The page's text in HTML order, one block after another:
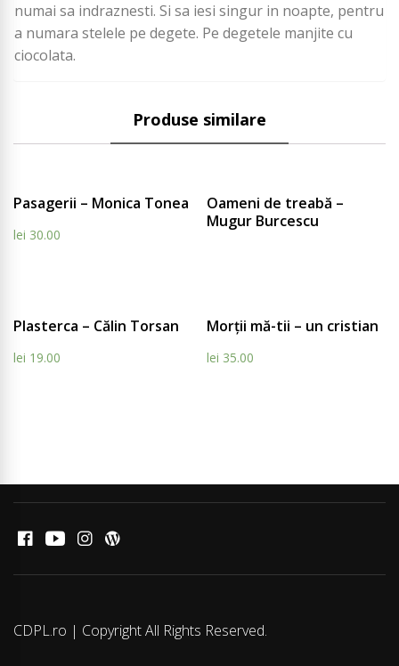
numai sa indraznesti. Si sa iesi singur in noapte, pentru
a numara stelele pe degete. Pe degetele manjite cu
ciocolata.
Produse similare
Pasagerii – Monica Tonea
lei 30.00
Oameni de treabă –
Mugur Burcescu
Plasterca – Călin Torsan
lei 19.00
Morții mă-tii – un cristian
lei 35.00
FacebookYouTubeInstagramWordPress
CDPL.ro | Copyright All Rights Reserved.